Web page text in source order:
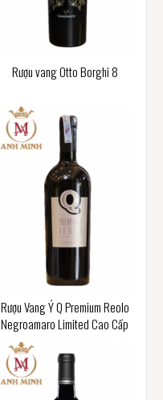
Rượu vang Otto Borghi 8
Rượu Vang Ý Q Premium Reolo
Negroamaro Limited Cao Cấp